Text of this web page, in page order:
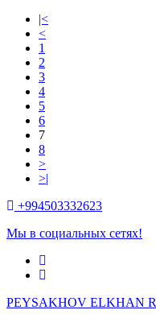
|<
<
1
2
3
4
5
6
7
8
>
>|
+994503332623
Мы в социальных сетях!
PEYSAKHOV ELKHAN